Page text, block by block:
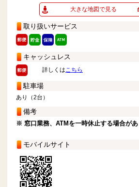
大きな地図で見る
取り扱いサービス
キャッシュレス
詳しくはこちら
駐車場
あり（2台）
備考
※ 窓口業務、ATMを一時休止する場合があ
モバイルサイト